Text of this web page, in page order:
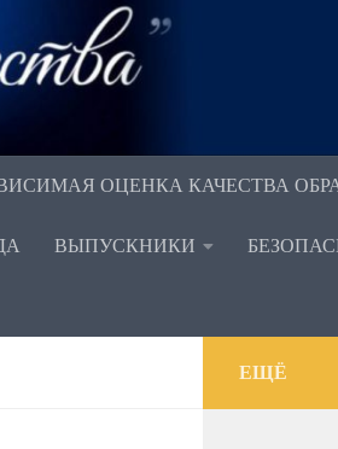
ОЦЕНКА КАЧЕСТВА
ВЫПУСКНИКИ
ЕЩЁ